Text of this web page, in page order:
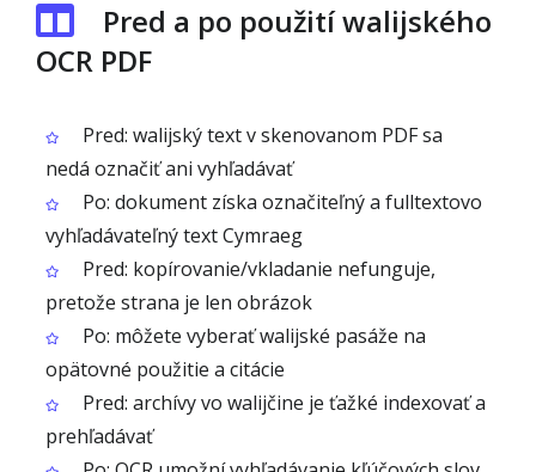
Pred a po použití walijského
OCR PDF
Pred: walijský text v skenovanom PDF sa
nedá označiť ani vyhľadávať
Po: dokument získa označiteľný a fulltextovo
vyhľadávateľný text Cymraeg
Pred: kopírovanie/vkladanie nefunguje,
pretože strana je len obrázok
Po: môžete vyberať walijské pasáže na
opätovné použitie a citácie
Pred: archívy vo walijčine je ťažké indexovať a
prehľadávať